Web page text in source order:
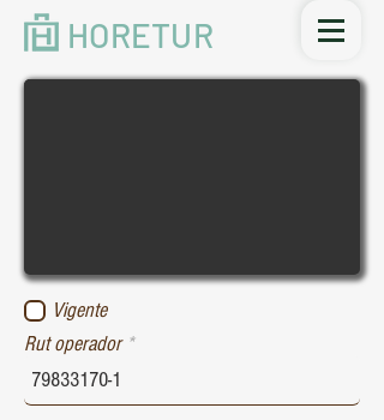
HORETUR
Vigente
Rut operador